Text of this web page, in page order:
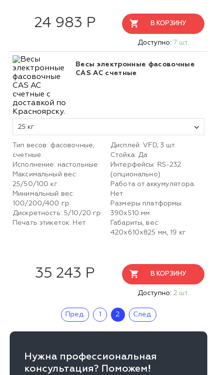
24 983 Р В КОРЗИНУ
Доступно: 7 шт.
Весы электронные фасовочные
CAS AC счетные
25 кг
Тип весов: фасовочные,
счетные
Исполнение: настольные
Максимальный вес:
25/50/100 кг
Минимальный вес:
100/200/400 гр
Дискретность: 5/10/20 гр
Печать этикеток: Нет
Дисплей: VFD, 3 шт.
Стойка: Да
Интерфейсы: RS-232
(опционально)
Работа от аккумулятора:
Нет
Размеры платформы:
390х510 мм
Габариты, вес:
420х610х825 мм, 19 кг
35 243 Р В КОРЗИНУ
Доступно: 2 шт.
Пред. 1 2 След.
Нужна профессиональная
консультация? Поможем!